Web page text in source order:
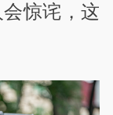
惊诧，这